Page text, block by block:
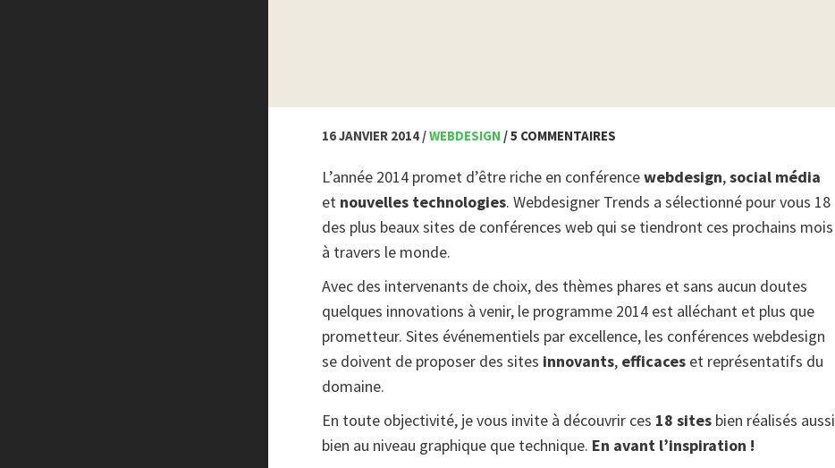
16 JANVIER 2014 /WEBDESIGN / 5 COMMENTAIRES
L’année 2014 promet d’être riche en conférencewebdesign,social média
et nouvelles technologies. Webdesigner Trends a sélectionné pour vous 18
des plus beaux sites de conférences web qui se tiendront ces prochains mois
à travers le monde.
Avec des intervenants de choix, des thèmes phares et sans aucun doutes
quelques innovations à venir, le programme 2014 est alléchant et plus que
prometteur. Sites événementiels par excellence, les conférences webdesign
se doivent de proposer des sites innovants, efficaces et représentatifs du
domaine.
En toute objectivité, je vous invite à découvrir ces 18 sites bien réalisés aussi
bien au niveau graphique que technique. En avant l’inspiration !